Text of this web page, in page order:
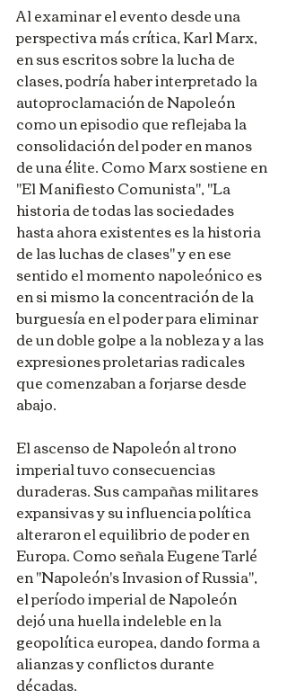
Al examinar el evento desde una
perspectiva más crítica, Karl Marx,
en sus escritos sobre la lucha de
clases, podría haber interpretado la
autoproclamación de Napoleón
como un episodio que reflejaba la
consolidación del poder en manos
de una élite. Como Marx sostiene en
"El Manifiesto Comunista", "La
historia de todas las sociedades
hasta ahora existentes es la historia
de las luchas de clases" y en ese
sentido el momento napoleónico es
en si mismo la concentración de la
burguesía en el poder para eliminar
de un doble golpe a la nobleza y a las
expresiones proletarias radicales
que comenzaban a forjarse desde
abajo.
El ascenso de Napoleón al trono
imperial tuvo consecuencias
duraderas. Sus campañas militares
expansivas y su influencia política
alteraron el equilibrio de poder en
Europa. Como señala Eugene Tarlé
en "Napoleón's Invasion of Russia",
el período imperial de Napoleón
dejó una huella indeleble en la
geopolítica europea, dando forma a
alianzas y conflictos durante
décadas.